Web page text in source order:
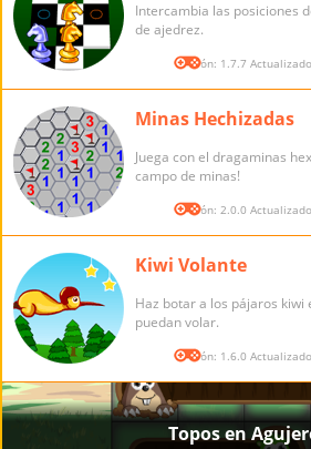
Intercambia las posiciones
de ajedrez.
Versión: 1.7.7
Minas Hechizadas
Juega con el dragaminas
campo de minas!
Versión: 2.0.0
Kiwi Volante
Haz botar a los pájaros
puedan volar.
Versión: 1.6.0